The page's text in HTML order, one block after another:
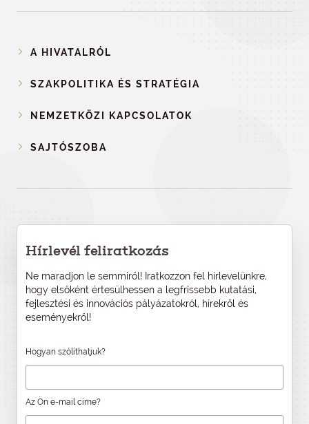
A HIVATALRÓL
SZAKPOLITIKA ÉS STRATÉGIA
NEMZETKÖZI KAPCSOLATOK
SAJTÓSZOBA
Hírlevél feliratkozás
Ne maradjon le semmiről! Iratkozzon fel hírlevelünkre,
hogy elsőként értesülhessen a legfrissebb kutatási,
fejlesztési és innovációs pályázatokról, hírekről és
eseményekről!
Hogyan szólíthatjuk?
Az Ön e-mail címe?